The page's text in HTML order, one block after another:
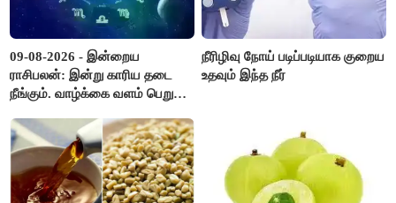
09-08-2026 - இன்றைய
ராசிபலன்: இன்று காரிய தடை
நீங்கும். வாழ்க்கை வளம் பெறும்.
எடைபோடுவது நல்லது..!
நீரிழிவு நோய் படிப்படியாக குறைய
உதவும் இந்த நீர்